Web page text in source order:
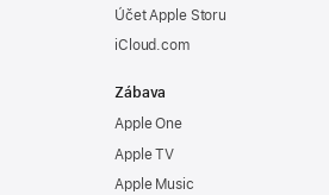
Účet Apple Storu
iCloud.com
Zábava
Apple One
Apple TV
Apple Music